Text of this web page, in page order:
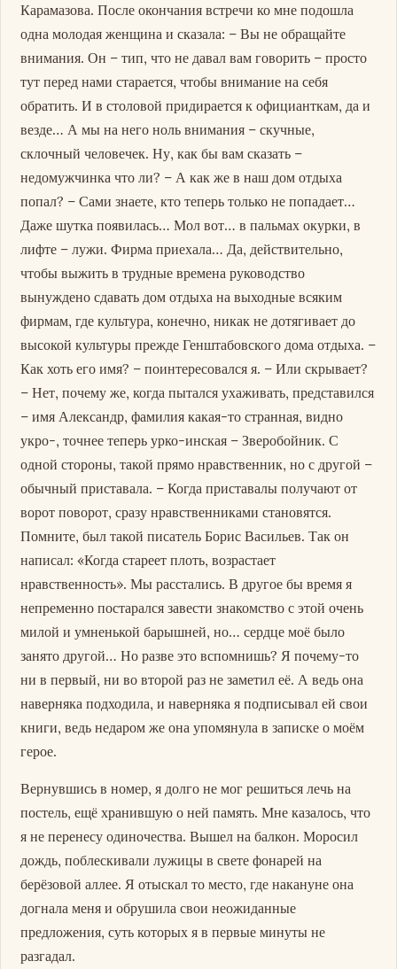
Карамазова. После окончания встречи ко мне подошла
одна молодая женщина и сказала: – Вы не обращайте
внимания. Он – тип, что не давал вам говорить – просто
тут перед нами старается, чтобы внимание на себя
обратить. И в столовой придирается к официанткам, да и
везде… А мы на него ноль внимания – скучные,
склочный человечек. Ну, как бы вам сказать –
недомужчинка что ли? – А как же в наш дом отдыха
попал? – Сами знаете, кто теперь только не попадает…
Даже шутка появилась… Мол вот… в пальмах окурки, в
лифте – лужи. Фирма приехала… Да, действительно,
чтобы выжить в трудные времена руководство
вынуждено сдавать дом отдыха на выходные всяким
фирмам, где культура, конечно, никак не дотягивает до
высокой культуры прежде Генштабовского дома отдыха. –
Как хоть его имя? – поинтересовался я. – Или скрывает?
– Нет, почему же, когда пытался ухаживать, представился
– имя Александр, фамилия какая-то странная, видно
укро-, точнее теперь урко-инская – Зверобойник. С
одной стороны, такой прямо нравственник, но с другой –
обычный приставала. – Когда приставалы получают от
ворот поворот, сразу нравственниками становятся.
Помните, был такой писатель Борис Васильев. Так он
написал: «Когда стареет плоть, возрастает
нравственность». Мы расстались. В другое бы время я
непременно постарался завести знакомство с этой очень
милой и умненькой барышней, но… сердце моё было
занято другой… Но разве это вспомнишь? Я почему-то
ни в первый, ни во второй раз не заметил её. А ведь она
наверняка подходила, и наверняка я подписывал ей свои
книги, ведь недаром же она упомянула в записке о моём
герое.
Вернувшись в номер, я долго не мог решиться лечь на
постель, ещё хранившую о ней память. Мне казалось, что
я не перенесу одиночества. Вышел на балкон. Моросил
дождь, поблескивали лужицы в свете фонарей на
берёзовой аллее. Я отыскал то место, где накануне она
догнала меня и обрушила свои неожиданные
предложения, суть которых я в первые минуты не
разгадал.